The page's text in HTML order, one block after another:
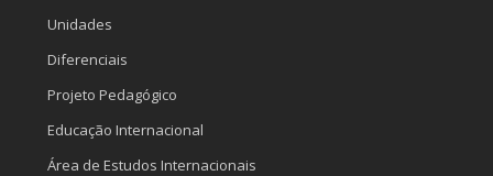
Unidades
Diferenciais
Projeto Pedagógico
Educação Internacional
Área de Estudos Internacionais